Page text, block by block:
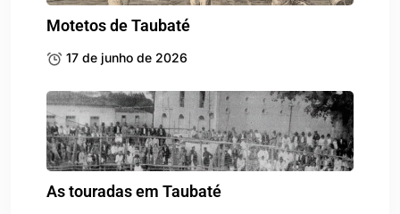
Motetos de Taubaté
17 de junho de 2026
As touradas em Taubaté